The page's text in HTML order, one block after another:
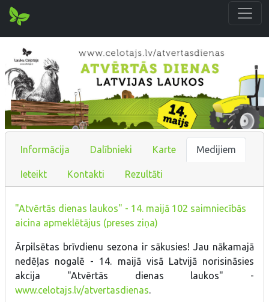
Informācija Dalībnieki Karte Medijiem
Ieteikt Kontakti Rezultāti
"Atvērtās dienas laukos" - 14. maijā 102 saimniecībās
aicina apmeklētājus (preses ziņa)
Ārpilsētas brīvdienu sezona ir sākusies! Jau nākamajā
nedēļas nogalē - 14. maijā visā Latvijā norisināsies
akcija "Atvērtās dienas laukos" -
www.celotajs.lv/atvertasdienas